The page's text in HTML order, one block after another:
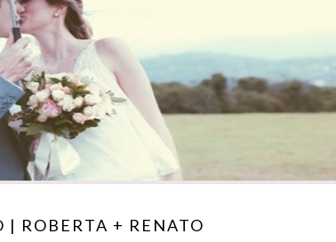
| ROBERTA + RENATO